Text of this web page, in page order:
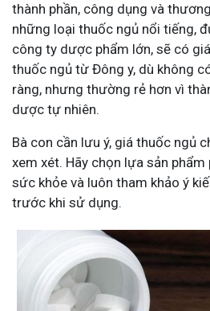
thành phần, công dụng và
những loại thuốc ngủ nổi tiếng,
công ty dược phẩm lớn, sẽ có
thuốc ngủ từ Đông y, dù không
ràng, nhưng thường rẻ hơn vì
dược tự nhiên.
Bà con cần lưu ý, giá thuốc ngủ
xem xét. Hãy chọn lựa sản
sức khỏe và luôn tham khảo ý
trước khi sử dụng.